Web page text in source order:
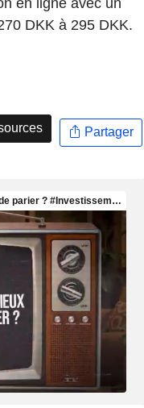
DKK à 295 DKK.
Partager